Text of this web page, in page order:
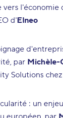
l'économie
d'Elneo
, par Michèle-
Solutions chez
: un